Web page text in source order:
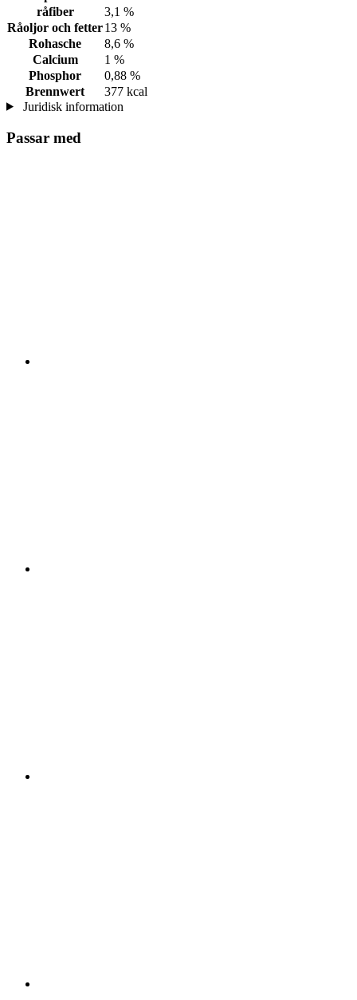
råfiber
3,1 %
Råoljor och fetter13 %
Rohasche
8,6 %
Calcium
1 %
Phosphor
0,88 %
Brennwert
377 kcal
Juridisk information
Passar med